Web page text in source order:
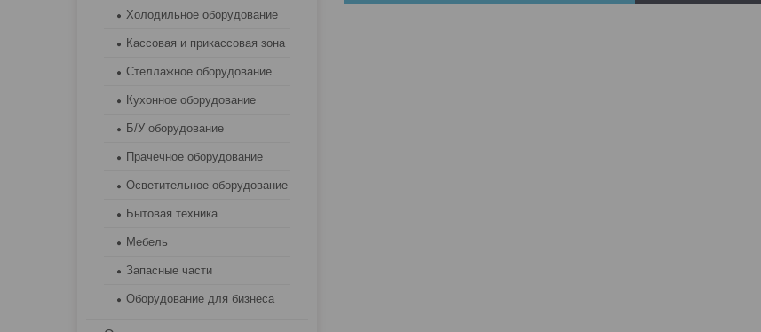
Холодильное оборудование
Кассовая и прикассовая зона
Стеллажное оборудование
Кухонное оборудование
Б/У оборудование
Прачечное оборудование
Осветительное оборудование
Бытовая техника
Мебель
Запасные части
Оборудование для бизнеса